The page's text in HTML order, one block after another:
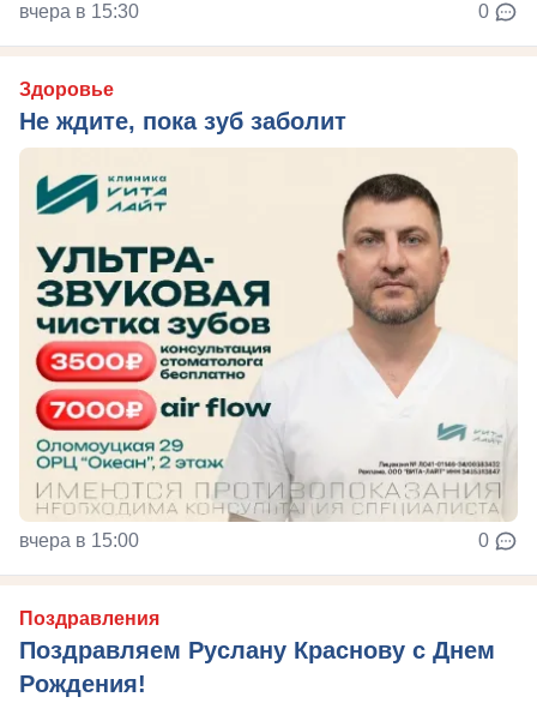
вчера в 15:30 0
Здоровье
Не ждите, пока зуб заболит
вчера в 15:00 0
Поздравления
Поздравляем Руслану Краснову с Днем
Рождения!